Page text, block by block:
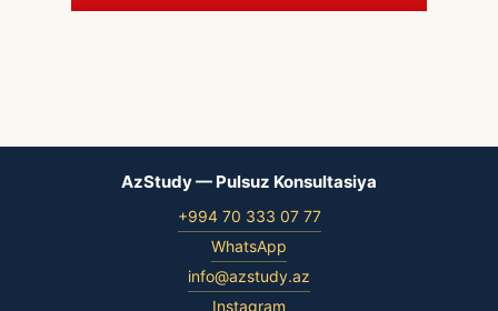
AzStudy — Pulsuz Konsultasiya
+994 70 333 07 77
WhatsApp
info@azstudy.az
Instagram